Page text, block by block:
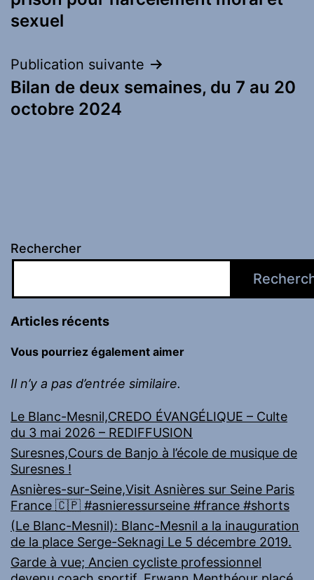
sexuel
Publication suivante
Bilan de deux semaines, du 7 au 20
octobre 2024
Rechercher
Articles récents
Vous pourriez également aimer
Il n’y a pas d’entrée similaire.
Le Blanc-Mesnil,CREDO ÉVANGÉLIQUE – Culte
du 3 mai 2026 – REDIFFUSION
Suresnes,Cours de Banjo à l’école de musique de
Suresnes !
Asnières-sur-Seine,Visit Asnières sur Seine Paris
France 🇨🇵 #asnieressurseine #france #shorts
(Le Blanc-Mesnil): Blanc-Mesnil a la inauguration
de la place Serge-Seknagi Le 5 décembre 2019.
Garde à vue; Ancien cycliste professionnel